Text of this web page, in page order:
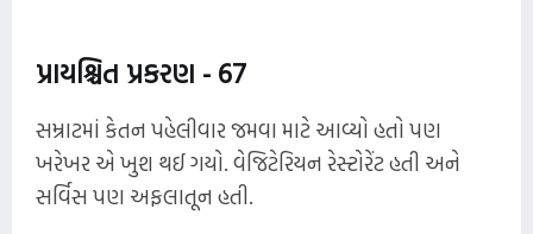
પ્રાયશ્ચિત પ્રકરણ - 67
સમ્રાટમાં કેતન પહેલીવાર જમવા માટે આવ્યો હતો પણ
ખરેખર એ ખુશ થઈ ગયો. વેજિટેરિયન રેસ્ટોરેંટ હતી અને
સર્વિસ પણ અફલાતૂન હતી.